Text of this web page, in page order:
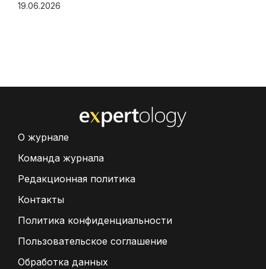
19.06.2026
О журнале
Команда журнала
Редакционная политика
Контакты
Политика конфиденциальности
Пользовательское соглашение
Обработка данных